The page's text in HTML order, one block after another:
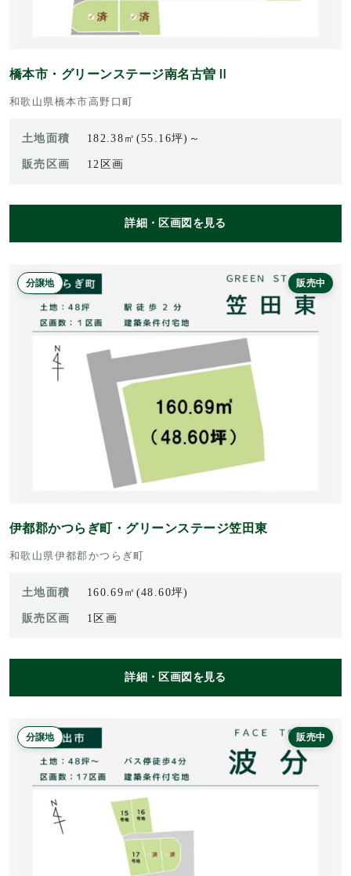
橋本市・グリーンステージ南名古曽Ⅱ
和歌山県橋本市高野口町
土地面積 182.38㎡(55.16坪)～
販売区画 12区画
詳細・区画図を見る
分譲地 販売中
伊都郡かつらぎ町・グリーンステージ笠田東
和歌山県伊都郡かつらぎ町
土地面積 160.69㎡(48.60坪)
販売区画 1区画
詳細・区画図を見る
分譲地 販売中